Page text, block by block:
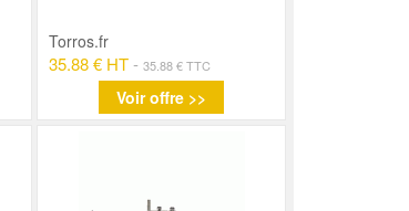
Torros.fr
35.88 € HT-35.88 € TTC
Voir offre >>